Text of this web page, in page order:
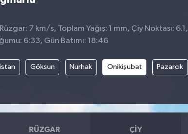
7 km/s, Toplam Yağış: 1 mm, Çiy Noktası: 6.1,
6:33, Gün Batımı: 18:46
Göksun Nurhak Onikişubat Pazarcık
RÜZGAR ÇIY